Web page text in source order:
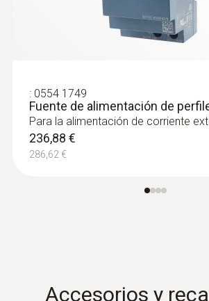
Sonda de proceso con sensor
calefacción ideal para la
temperaturas del proceso y
aplicaciones con humedad
: 0554 1749
Fuente de alimentación de
Para la alimentación de corriente
236,88 €
286,62 €
Accesorios y